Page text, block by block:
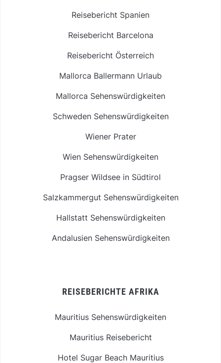
Reisebericht Spanien
Reisebericht Barcelona
Reisebericht Österreich
Mallorca Ballermann Urlaub
Mallorca Sehenswürdigkeiten
Schweden Sehenswürdigkeiten
Wiener Prater
Wien Sehenswürdigkeiten
Pragser Wildsee in Südtirol
Salzkammergut Sehenswürdigkeiten
Hallstatt Sehenswürdigkeiten
Andalusien Sehenswürdigkeiten
REISEBERICHTE AFRIKA
Mauritius Sehenswürdigkeiten
Mauritius Reisebericht
Hotel Sugar Beach Mauritius